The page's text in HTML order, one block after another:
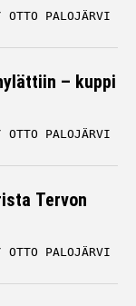
OTTO PALOJÄRVI
– kuppi
OTTO PALOJÄRVI
Tervon
OTTO PALOJÄRVI